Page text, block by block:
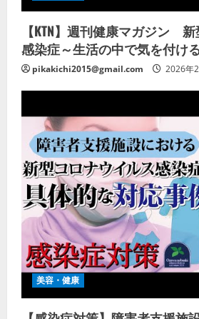
【KTN】週刊健康マガジン
感染症～生活の中で気を付け
pikakichi2015@gmail.com 2026年
美容・健康